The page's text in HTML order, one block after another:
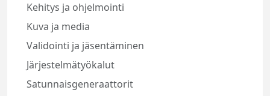
Kehitys ja ohjelmointi
Kuva ja media
Validointi ja jäsentäminen
Järjestelmätyökalut
Satunnaisgeneraattorit